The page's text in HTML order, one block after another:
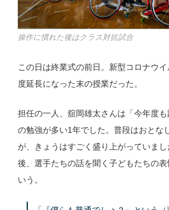
操作に慣れた後はクラス対抗試合
この日は終業式の前日。新型コロナウ
度延長になった末の授業だった。
担任の一人、舘岡雄太さんは「今年度
の勉強が多い1年でした。普段はおとな
が、きょうはすごく盛り上がっていま
後、選手たちの話を聞く子どもたちの
いう。